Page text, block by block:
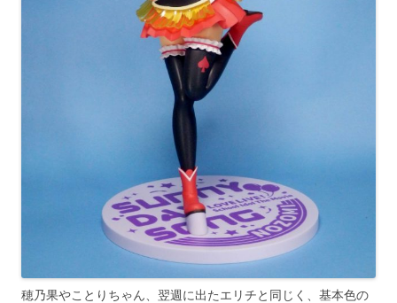
穂乃果やことりちゃん、翌週に出たエリチと同じく、基本色の